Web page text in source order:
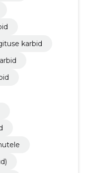
karbid